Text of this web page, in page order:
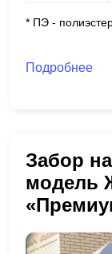
* ПЭ -
Подробнее
Забор
модель